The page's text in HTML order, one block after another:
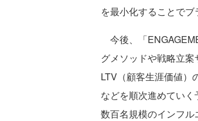
を最小化することでブ
今後、「
グメソッドや戦略立
LTV（顧客生涯価値）
などを順次進めていく
数百名規模のインフル